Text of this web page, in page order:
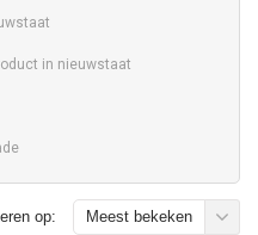
in nieuwstaat
op: Meest bekeken